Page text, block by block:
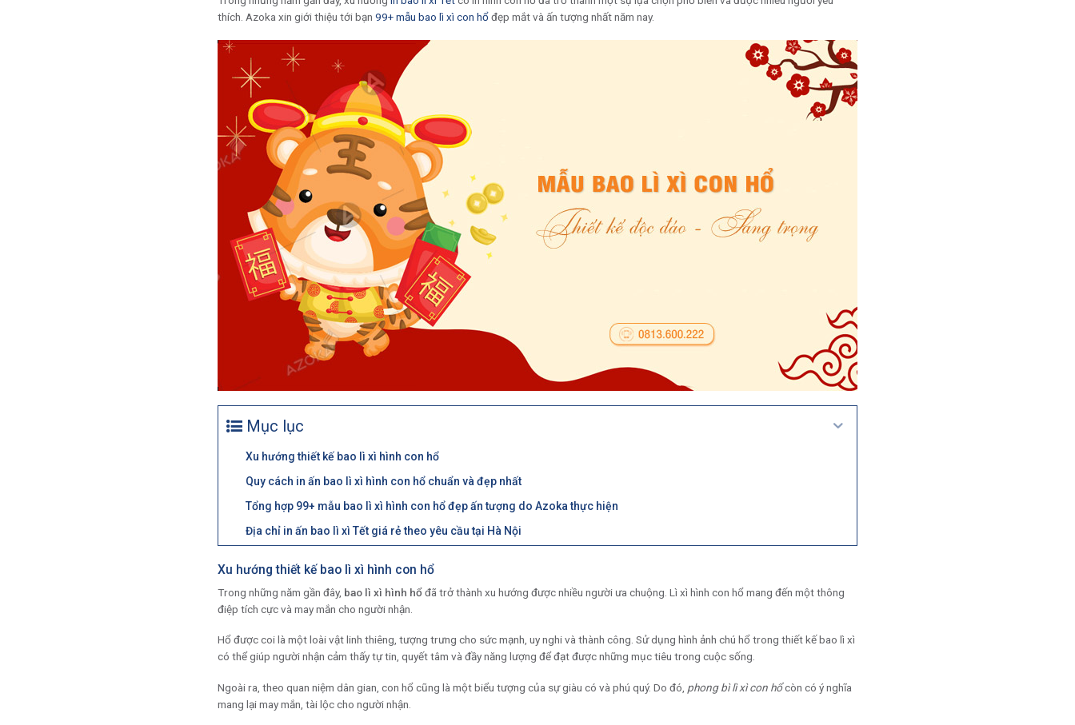
thích. Azoka xin giới thiệu tới bạn 99+ mẫu bao lì xì con hổđẹp mắt và ấn tượng nhất năm nay.
Mục lục
Xu hướng thiết kế bao lì xì hình con hổ
Quy cách in ấn bao lì xì hình con hổ chuẩn và đẹp nhất
Tổng hợp 99+ mẫu bao lì xì hình con hổ đẹp ấn tượng do Azoka thực hiện
Địa chỉ in ấn bao lì xì Tết giá rẻ theo yêu cầu tại Hà Nội
Xu hướng thiết kế bao lì xì hình con hổ
Trong những năm gần đây, bao lì xì hình hổđã trở thành xu hướng được nhiều người ưa chuộng. Lì xì hình con hổ mang đến một thông
điệp tích cực và may mắn cho người nhận.
Hổ được coi là một loài vật linh thiêng, tượng trưng cho sức mạnh, uy nghi và thành công. Sử dụng hình ảnh chú hổ trong thiết kế bao lì xì
có thể giúp người nhận cảm thấy tự tin, quyết tâm và đầy năng lượng để đạt được những mục tiêu trong cuộc sống.
Ngoài ra, theo quan niệm dân gian, con hổ cũng là một biểu tượng của sự giàu có và phú quý. Do đó, phong bì lì xì con hổcòn có ý nghĩa
mang lại may mắn, tài lộc cho người nhận.